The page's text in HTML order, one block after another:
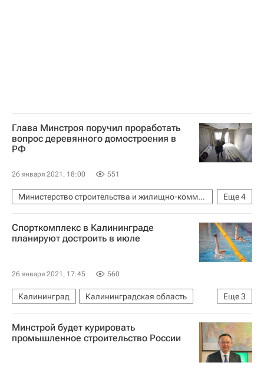
Глава Минстроя поручил проработать
вопрос деревянного домостроения в
РФ
26 января 2021, 18:00 551
Еще4
Министерство строительства и жилищно-коммунального хозяйства РФ (Минстрой России)
Жилье
Строительство
Загородная недвижимость
Спорткомплекс в Калининграде
планируют достроить в июле
26 января 2021, 17:45 560
Еще3
Калининград
Калининградская область
Антон Алиханов
Строительство
Спортивные объекты
Минстрой будет курировать
промышленное строительство России